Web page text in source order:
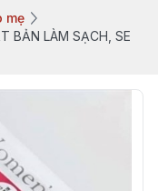
mẹ
BẢN LÀM SẠCH, SE